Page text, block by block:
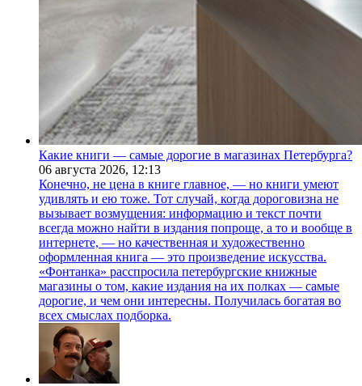
Какие книги — самые дорогие в магазинах Петербурга?
06 августа 2026, 12:13
Конечно, не цена в книге главное, — но книги умеют
удивлять и ею тоже. Тот случай, когда дороговизна не
вызывает возмущения: информацию и текст почти
всегда можно найти в издания попроще, а то и вообще в
интернете, — но качественная и художественно
оформленная книга — это произведение искусства.
«Фонтанка» расспросила петербургские книжные
магазины о том, какие издания на их полках — самые
дорогие, и чем они интересны. Получилась богатая во
всех смыслах подборка.